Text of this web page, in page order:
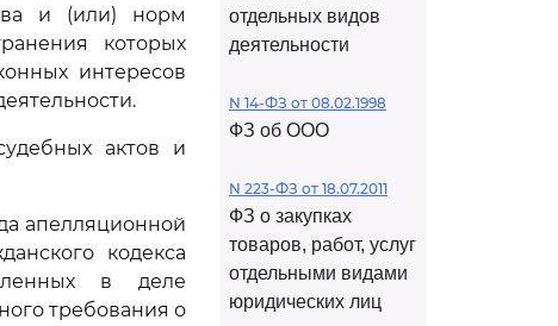
и (или) норм
которых
интересов
актов и
апелляционной
кодекса
в деле
требования о
отдельных видов
деятельности
N 14-ФЗ от 08.02.1998
ФЗ об ООО
N 223-ФЗ от 18.07.2011
ФЗ о закупках
товаров, работ, услуг
отдельными видами
юридических лиц